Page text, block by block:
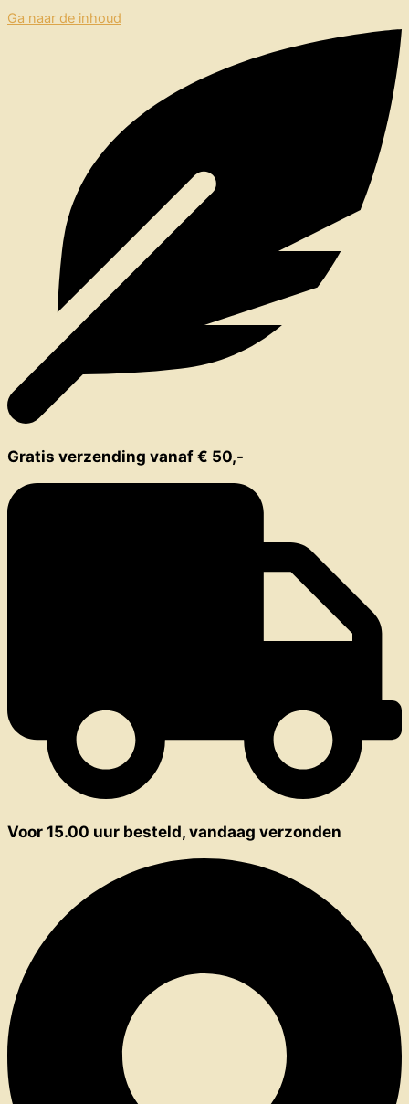
Ga naar de inhoud
Gratis verzending vanaf € 50,-
Voor 15.00 uur besteld, vandaag verzonden